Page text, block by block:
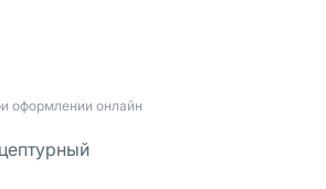
оформлении онлайн